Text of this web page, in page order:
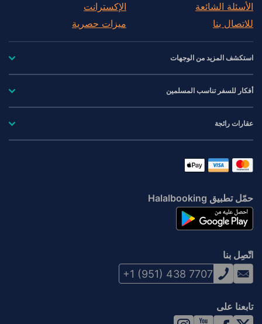
الأسئلة الشائعة
للاتصال بنا
الإكسترانت
ميزات حصرية
استكشف المزيد من الوجهات
أفكار للسفر تناسب المسلمين
عقارات رائجة
حمّل تطبيق Halalbooking
اتّصِل بنا
+1 (951) 438 7707
تابعنا على